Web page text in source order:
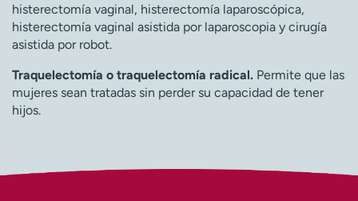
histerectomía vaginal, histerectomía laparoscópica,
histerectomía vaginal asistida por laparoscopia y cirugía
asistida por robot.
Traquelectomía o traquelectomía radical. Permite que las
mujeres sean tratadas sin perder su capacidad de tener
hijos.